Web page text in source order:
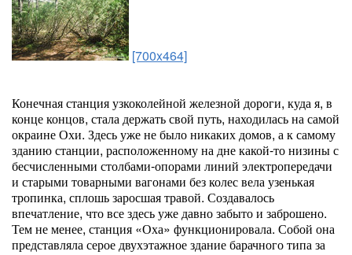
[700x464]
Конечная станция узкоколейной железной дороги, куда я, в
конце концов, стала держать свой путь, находилась на самой
окраине Охи. Здесь уже не было никаких домов, а к самому
зданию станции, расположенному на дне какой-то низины с
бесчисленными столбами-опорами линий электропередачи
и старыми товарными вагонами без колес вела узенькая
тропинка, сплошь заросшая травой. Создавалось
впечатление, что все здесь уже давно забыто и заброшено.
Тем не менее, станция «Оха» функционировала. Собой она
представляла серое двухэтажное здание барачного типа за